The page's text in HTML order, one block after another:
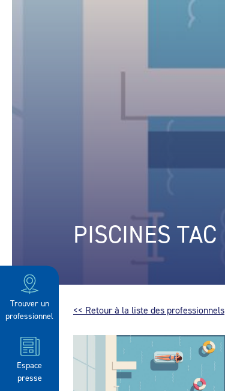
Trouver un
professionnel
Espace
presse
PISCINES TAC
<< Retour à la liste des professionnels